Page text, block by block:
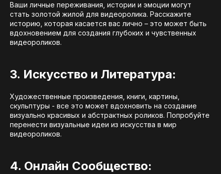
Ваши личные переживания, истории и эмоции могут
стать золотой жилой для видеоролика. Расскажите
историю, которая касается вас лично – это может быть
вдохновением для создания глубоких и чувственных
видеороликов.
3. Искусство и Литература:
Художественные произведения, книги, картины,
скульптуры - все это может вдохновить на создание
визуально красивых и абстрактных роликов. Попробуйте
перенести визуальные идеи из искусства в мир
видеороликов.
4. Онлайн Сообщество: